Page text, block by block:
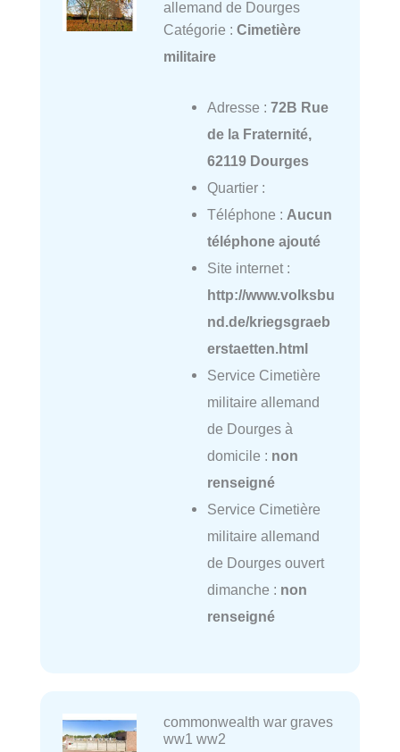
allemand de Dourges
Catégorie : Cimetière
militaire
Adresse : 72B Rue
de la Fraternité,
62119 Dourges
Quartier :
Téléphone : Aucun
téléphone ajouté
Site internet :
http://www.volksbu
nd.de/kriegsgraeb
erstaetten.html
Service Cimetière
militaire allemand
de Dourges à
domicile : non
renseigné
Service Cimetière
militaire allemand
de Dourges ouvert
dimanche : non
renseigné
commonwealth war graves
ww1 ww2